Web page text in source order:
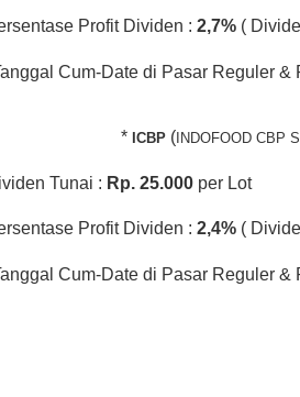
Profit Dividen : 2,7% (
Cum-Date di Pasar Reguler &
* ICBP( INDOFOOD CBP
Tunai : Rp. 25.000 per Lot
Profit Dividen : 2,4% (
Cum-Date di Pasar Reguler &